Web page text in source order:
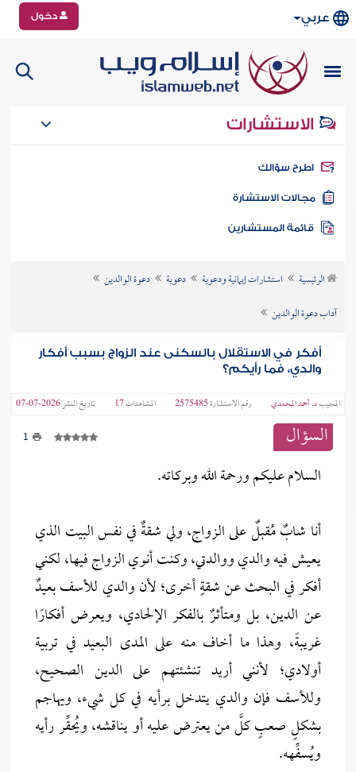
عربي دخول
الاستشارات
سؤالك
الاستشارة
الرئيسية استشارات إيمانية ودعوية دعوية
دعوة الوالدين
آداب دعوة الوالدين
أفكر في الاستقلال بالسكنى عند الزواج بسبب أفكار
والدي، فما رأيكم؟
المجيبد. أحمد المحمدي رقم الاستشارة2575485 المشاهدات17 تاريخ النشر2026-07-07
السؤال 1
السلام عليكم ورحمة الله وبركاته.
أنا شابٌ مُقبلٌ على الزواج، ولي شقةٌ في نفس البيت الذي
يعيش فيه والدي ووالدتي، وكنت أنوي الزواج فيها، لكني
أفكر في البحث عن شقةٍ أخرى؛ لأن والدي للأسف بعيدٌ
عن الدين، بل ومتأثرٌ بالفكر الإلحادي، ويعرض أفكارًا
غريبةً، وهذا ما أخاف منه على المدى البعيد في تربية
أولادي؛ لأنني أريد تنشئتهم على الدين الصحيح،
وللأسف فإن والدي يتدخل برأيه في كل شيء، ويهاجم
بشكلٍ صعبٍ كلَّ من يعترض عليه أو يناقشه، ويُحقِّر رأيه
ويُسفِّهه.